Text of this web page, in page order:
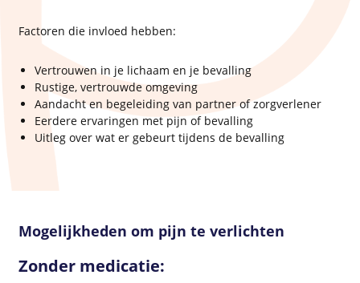
Factoren die invloed hebben:
Vertrouwen in je lichaam en je bevalling
Rustige, vertrouwde omgeving
Aandacht en begeleiding van partner of zorgverlener
Eerdere ervaringen met pijn of bevalling
Uitleg over wat er gebeurt tijdens de bevalling
Mogelijkheden om pijn te verlichten
Zonder medicatie: